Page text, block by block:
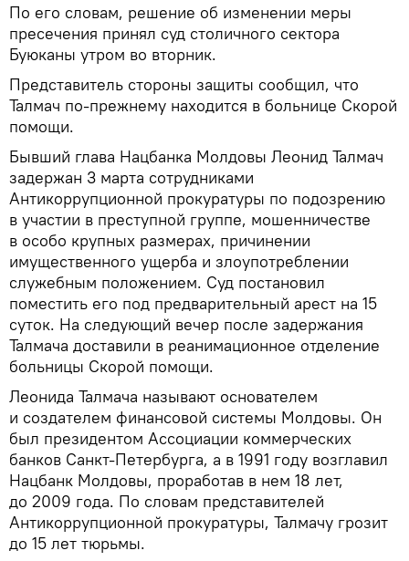
По его словам, решение об изменении меры
пресечения принял суд столичного сектора
Буюканы утром во вторник.
Представитель стороны защиты сообщил, что
Талмач по-прежнему находится в больнице Скорой
помощи.
Бывший глава Нацбанка Молдовы Леонид Талмач
задержан 3 марта сотрудниками
Антикоррупционной прокуратуры по подозрению
в участии в преступной группе, мошенничестве
в особо крупных размерах, причинении
имущественного ущерба и злоупотреблении
служебным положением. Суд постановил
поместить его под предварительный арест на 15
суток. На следующий вечер после задержания
Талмача доставили в реанимационное отделение
больницы Скорой помощи.
Леонида Талмача называют основателем
и создателем финансовой системы Молдовы. Он
был президентом Ассоциации коммерческих
банков Санкт-Петербурга, а в 1991 году возглавил
Нацбанк Молдовы, проработав в нем 18 лет,
до 2009 года. По словам представителей
Антикоррупционной прокуратуры, Талмачу грозит
до 15 лет тюрьмы.